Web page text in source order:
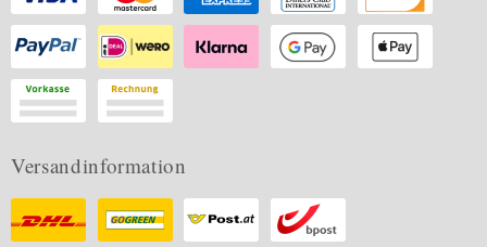
Versandinformation